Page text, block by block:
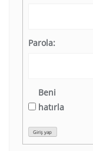
Parola:
Beni
hatırla
Giriş yap